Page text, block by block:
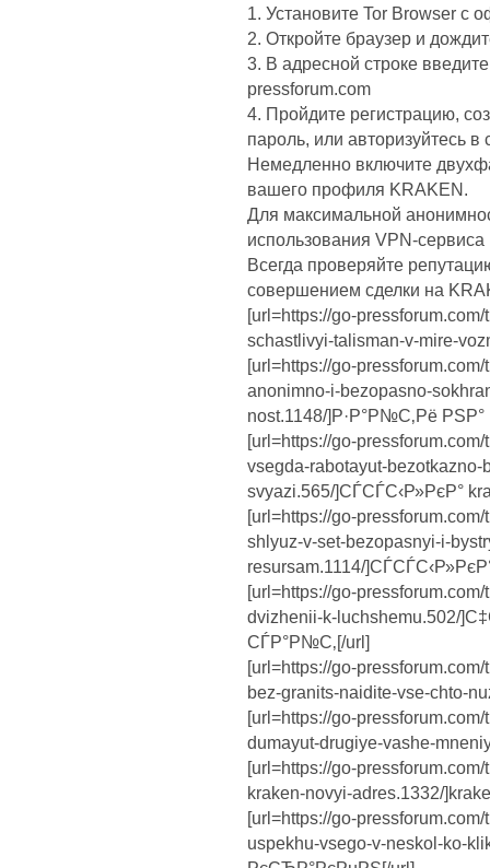
1. Установите Tor Browser с
2. Откройте браузер и
3. В адресной строке
pressforum.com
4. Пройдите регистрацию,
пароль, или авторизуйтесь
Немедленно включите
вашего профиля KRAKEN.
Для максимальной
использования VPN-
Всегда проверяйте
совершением сделки на
[url=https://go-
schastlivyi-talisman-v-mire-
[url=https://go-
anonimno-i-bezopasno-
nost.1148/]Р·Р°Р№С‚Рё
[url=https://go-
vsegda-rabotayut-bezotkazno-
svyazi.565/]СЃСЃС‹Р»РєР°
[url=https://go-
shlyuz-v-set-bezopasnyi-i-
resursam.1114/
[url=https://go-
dvizhenii-k-luchshemu.502/
СЃР°Р№С‚[/url]
[url=https://go-
bez-granits-naidite-vse-chto-
[url=https://go-
dumayut-drugiye-vashe-
[url=https://go-
kraken-novyi-adres.1332/
[url=https://go-
uspekhu-vsego-v-neskol-ko-